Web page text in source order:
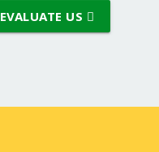
EVALUATE US